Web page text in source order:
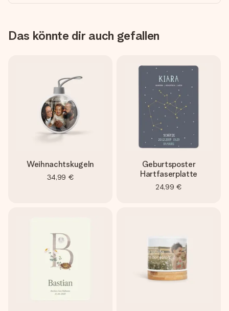
Das könnte dir auch gefallen
Weihnachtskugeln
34,99 €
Geburtsposter
Hartfaserplatte
24,99 €